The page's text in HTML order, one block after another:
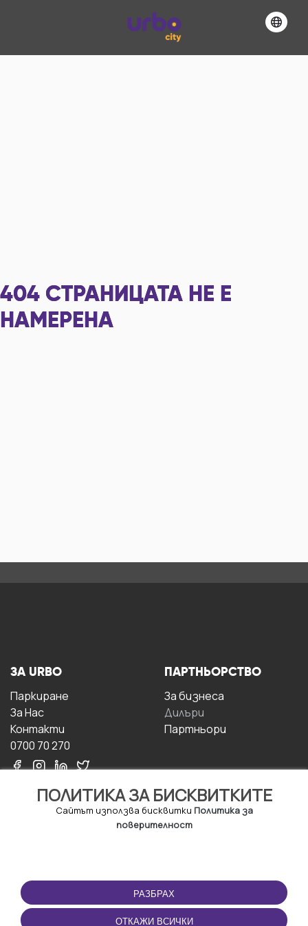
404 СТРАНИЦАТА НЕ Е
НАМЕРЕНА
ПОЛИТИКА ЗА БИСКВИТКИТЕ
Сайтът използва бисквитки Политика за
поверителност
РАЗБРАХ
ОТКАЖИ ВСИЧКИ
ЗА URBO
Паркиране
За Hас
Контакти
0700 70 270
ПАРТНЬОРСТВО
За бизнесa
Дилъри
Партньори
ПОЛЗВАНЕ
Правила и условия за
ползване
ПРИЛОЖЕНИЕТО